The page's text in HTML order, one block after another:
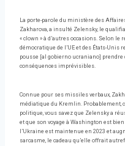
La porte-parole du ministère des
Zakharova, a insulté Zelensky, le
« clown » à d’autres occasions. Selon le
démocratique de l’UE et des États-Unis
pousse [al gobierno ucraniano]
conséquences imprévisibles.
Connue pour ses missiles verbaux,
médiatique du Kremlin. Probablement,
politique, vous savez que Zelensky a
et que son voyage à Washington est
l’Ukraine est maintenue en 2023 et
sarcasme, le cadeau qu’elle offrait